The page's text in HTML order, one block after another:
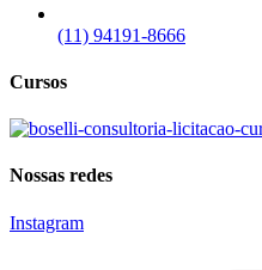
(11) 94191-8666
Cursos
Nossas redes
Instagram